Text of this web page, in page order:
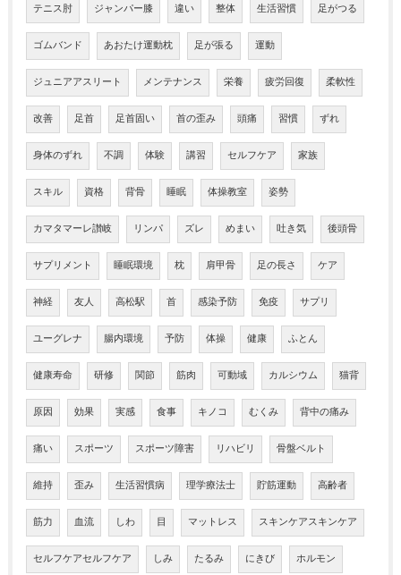
テニス肘 ジャンパー膝 違い 整体 生活習慣 足がつる
ゴムバンド あおたけ運動枕 足が張る 運動
ジュニアアスリート メンテナンス 栄養 疲労回復 柔軟性
改善 足首 足首固い 首の歪み 頭痛 習慣 ずれ
身体のずれ 不調 体験 講習 セルフケア 家族
スキル 資格 背骨 睡眠 体操教室 姿勢
カマタマーレ讃岐 リンパ ズレ めまい 吐き気 後頭骨
サプリメント 睡眠環境 枕 肩甲骨 足の長さ ケア
神経 友人 高松駅 首 感染予防 免疫 サプリ
ユーグレナ 腸内環境 予防 体操 健康 ふとん
健康寿命 研修 関節 筋肉 可動域 カルシウム 猫背
原因 効果 実感 食事 キノコ むくみ 背中の痛み
痛い スポーツ スポーツ障害 リハビリ 骨盤ベルト
維持 歪み 生活習慣病 理学療法士 貯筋運動 高齢者
筋力 血流 しわ 目 マットレス スキンケアスキンケア
セルフケアセルフケア しみ たるみ にきび ホルモン